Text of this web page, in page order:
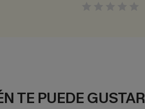
TE PUEDE GUSTAR